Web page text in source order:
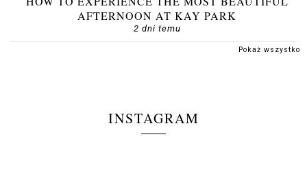
AFTERNOON AT KAY PARK
2 dni temu
Pokaż wszystko
INSTAGRAM